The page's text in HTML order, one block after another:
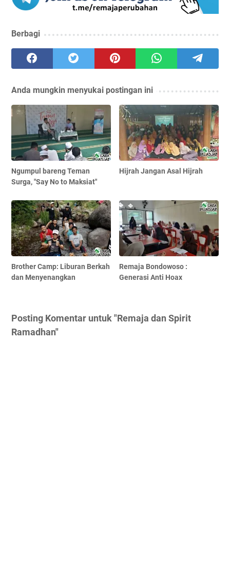
Berbagi
Anda mungkin menyukai postingan ini
Ngumpul bareng Teman
Surga, "Say No to Maksiat"
Hijrah Jangan Asal Hijrah
Brother Camp: Liburan Berkah
dan Menyenangkan
Remaja Bondowoso :
Generasi Anti Hoax
Posting Komentar untuk "Remaja dan Spirit
Ramadhan"